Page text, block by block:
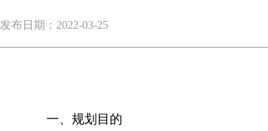
发布日期：2022-03-25
一、规划目的